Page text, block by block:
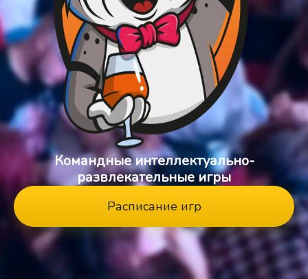
Командные интеллектуально-
развлекательные игры
Расписание игр